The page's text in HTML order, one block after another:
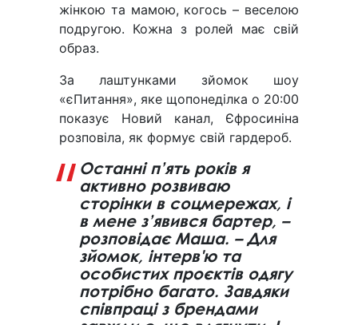
жінкою та мамою, когось – веселою
подругою. Кожна з ролей має свій
образ.
За лаштунками зйомок шоу
«єПитання», яке щопонеділка о 20:00
показує Новий канал, Єфросиніна
розповіла, як формує свій гардероб.
Останні п’ять років я
активно розвиваю
сторінки в соцмережах, і
в мене з’явився бартер, –
розповідає Маша. – Для
зйомок, інтерв'ю та
особистих проєктів одягу
потрібно багато. Завдяки
співпраці з брендами